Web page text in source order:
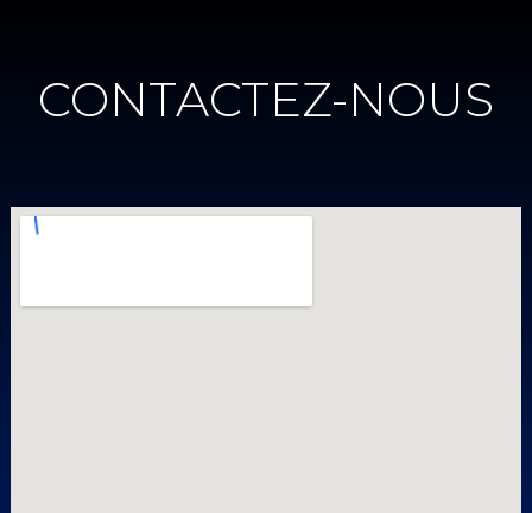
CONTACTEZ-NOUS